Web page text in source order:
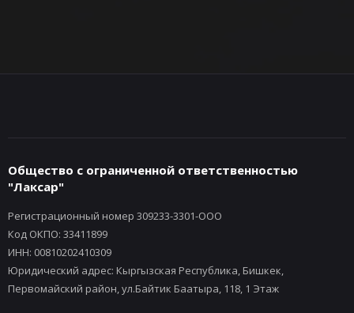
Общество с ограниченной ответственностью
"Лаксар"
Регистрационный номер 309233-3301-ООО
Код ОКПО: 33411899
ИНН: 00810202410309
Юридический адрес: Кыргызская Республика, Бишкек,
Первомайский район, ул.Байтик Баатыра, 118, 1 Этаж